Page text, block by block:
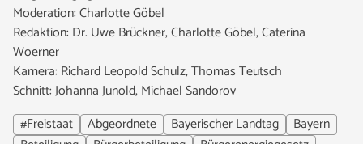
Moderation: Charlotte Göbel
Redaktion: Dr. Uwe Brückner, Charlotte Göbel, Caterina
Woerner
Kamera: Richard Leopold Schulz, Thomas Teutsch
Schnitt: Johanna Junold, Michael Sandorov
#Freistaat
Abgeordnete Bayerischer Landtag
Bayern